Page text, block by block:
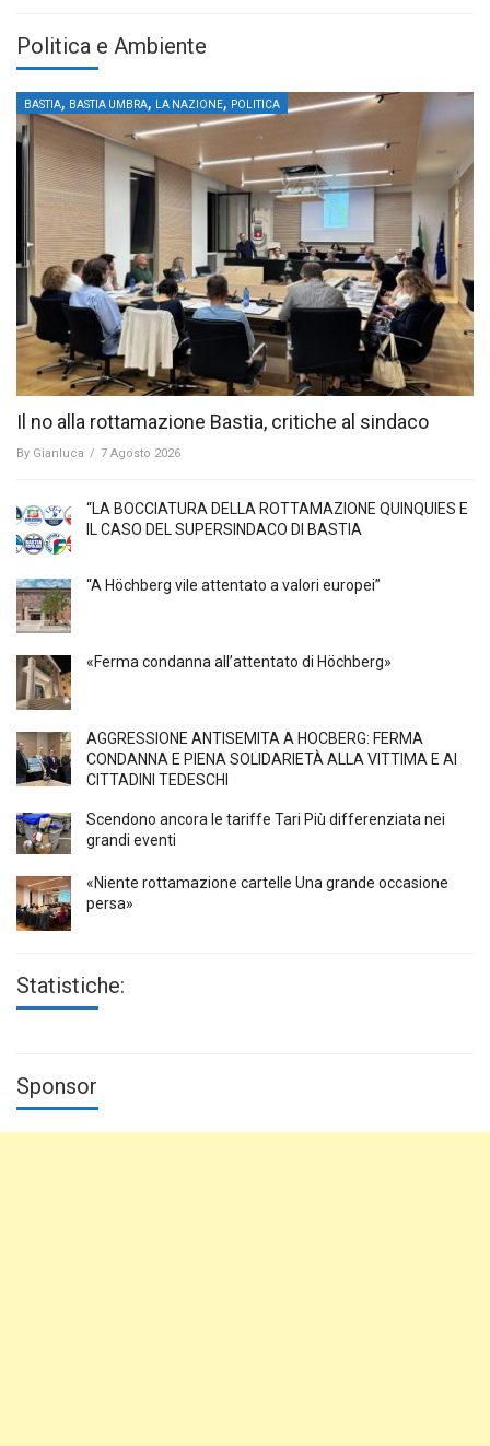
Politica e Ambiente
BASTIA, BASTIA UMBRA, LA NAZIONE, POLITICA
Il no alla rottamazione Bastia, critiche al sindaco
By Gianluca / 7 Agosto 2026
“LA BOCCIATURA DELLA ROTTAMAZIONE QUINQUIES E
IL CASO DEL SUPERSINDACO DI BASTIA
“A Höchberg vile attentato a valori europei”
«Ferma condanna all’attentato di Höchberg»
AGGRESSIONE ANTISEMITA A HÖCBERG: FERMA
CONDANNA E PIENA SOLIDARIETÀ ALLA VITTIMA E AI
CITTADINI TEDESCHI
Scendono ancora le tariffe Tari Più differenziata nei
grandi eventi
«Niente rottamazione cartelle Una grande occasione
persa»
Statistiche:
Sponsor